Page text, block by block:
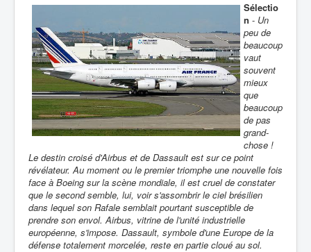
Drones
Sélectio
n - Un
peu de
beaucoup
vaut
souvent
mieux
que
beaucoup
de pas
grand-
chose !
Le destin croisé d'Airbus et de Dassault est sur ce point
révélateur. Au moment ou le premier triomphe une nouvelle fois
face à Boeing sur la scène mondiale, il est cruel de constater
que le second semble, lui, voir s'assombrir le ciel brésilien
dans lequel son Rafale semblait pourtant susceptible de
prendre son envol. Airbus, vitrine de l'unité industrielle
européenne, s'impose. Dassault, symbole d'une Europe de la
défense totalement morcelée, reste en partie cloué au sol.